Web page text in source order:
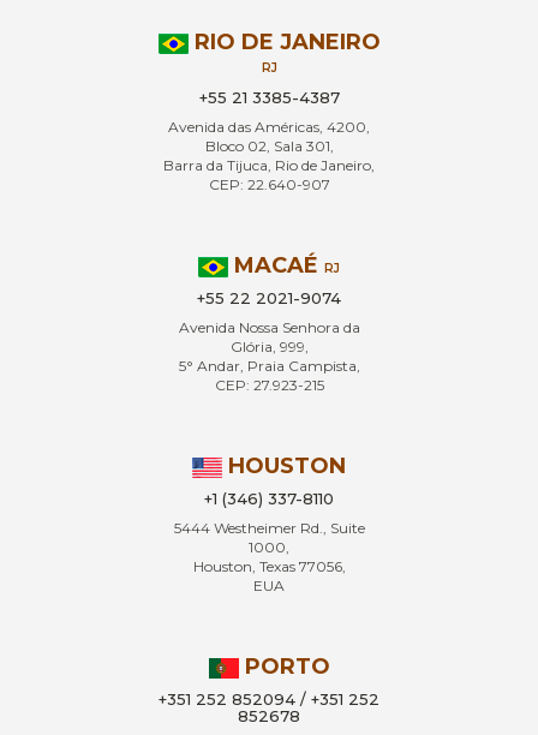
RIO DE JANEIRO
RJ
+55 21 3385-4387
Avenida das Américas, 4200,
Bloco 02, Sala 301,
Barra da Tijuca, Rio de Janeiro,
CEP: 22.640-907
MACAÉ RJ
+55 22 2021-9074
Avenida Nossa Senhora da
Glória, 999,
5° Andar, Praia Campista,
CEP: 27.923-215
HOUSTON
+1 (346) 337-8110
5444 Westheimer Rd., Suite
1000,
Houston, Texas 77056,
EUA
PORTO
+351 252 852094 / +351 252
852678